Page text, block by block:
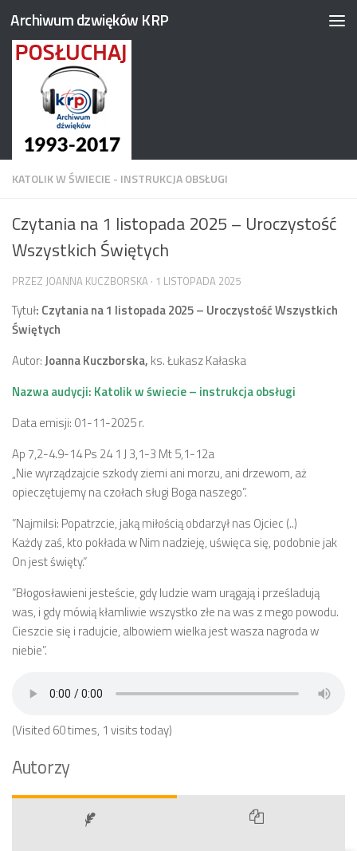
Przejdź do treści
Archiwum dzwięków KRP
KATOLIK W ŚWIECIE - INSTRUKCJA OBSŁUGI
Czytania na 1 listopada 2025 – Uroczystość
Wszystkich Świętych
PRZEZ JOANNA KUCZBORSKA · 1 LISTOPADA 2025
Tytuł: Czytania na1 listopada 2025 – Uroczystość Wszystkich
Świętych
Autor:Joanna Kuczborska, ks. Łukasz Kałaska
Nazwa audycji: Katolik w świecie – instrukcja obsługi
Data emisji: 01-11-2025 r.
Ap 7,2-4.9-14 Ps 24 1 J 3,1-3 Mt 5,1-12a
„Nie wyrządzajcie szkody ziemi ani morzu, ani drzewom, aż
opieczętujemy na czołach sługi Boga naszego”.
”Najmilsi: Popatrzcie, jaką miłością obdarzył nas Ojciec (..)
Każdy zaś, kto pokłada w Nim nadzieję, uświęca się, podobnie jak
On jest święty.”
”Błogosławieni jesteście, gdy ludzie wam urągają i prześladują
was, i gdy mówią kłamliwie wszystko złe na was z mego powodu.
Cieszcie się i radujcie, albowiem wielka jest wasza nagroda w
niebie”.
(Visited 60 times, 1 visits today)
Autorzy